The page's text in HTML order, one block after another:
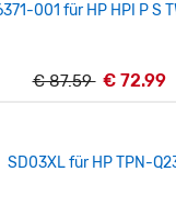
001 für HP HPI P S
€ 87.59 € 72.99
SD03XL für HP TPN-